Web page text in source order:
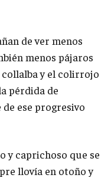
de ver menos
menos pájaros
y el colirrojo
pérdida de
ese progresivo
y caprichoso que se
llovía en otoño y